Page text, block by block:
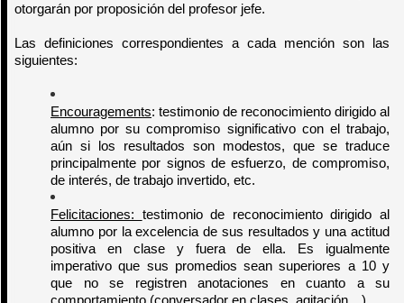
otorgarán por proposición del profesor jefe.
Las definiciones correspondientes a cada mención son las
siguientes:
Encouragements: testimonio de reconocimiento dirigido al
alumno por su compromiso significativo con el trabajo,
aún si los resultados son modestos, que se traduce
principalmente por signos de esfuerzo, de compromiso,
de interés, de trabajo invertido, etc.
Felicitaciones: testimonio de reconocimiento dirigido al
alumno por la excelencia de sus resultados y una actitud
positiva en clase y fuera de ella. Es igualmente
imperativo que sus promedios sean superiores a 10 y
que no se registren anotaciones en cuanto a su
comportamiento (conversador en clases, agitación…).